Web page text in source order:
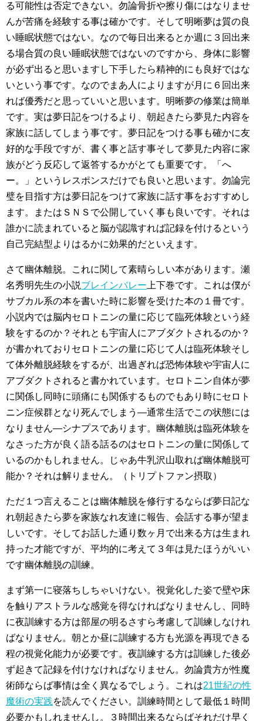
る可能性は否定できない。勿論骨折や擦り傷にはなりませ
んが苦痛を経験する事は確かです。そして明晰夢は質の良
い睡眠状態ではない。なので毎日出来るとか週に３回出来
る場合質の良い睡眠状態ではないのですから、身体に影響
が必ず出ると思いますし下手したら精神的にも良好ではな
いという事です。なのでまあ人によりますが月に６回出来
れば優秀だと思っていいと思います。明晰夢の修業は簡単
です。実は夢日記をつけるより、朝起きたら夢見た内容を
家族に話してしまう事です。夢日記をつける事も確かに友
好的な手段ですが、書く事と話す事そして夢見た内容に家
族がどう反応して返答するかがとても重要です。「へ
ー。」というレスポンスだけでも良いと思います。勿論完
璧を目指す方は夢日記をつけて家族に話す事をおすすめし
ます。またはＳＮＳで公開していく事も良いです。それは
誰かに読まれていると脳が認識すれば記録を付けるという
自己完結型よりはるかに効果的だといえます。
さて幽体離脱。これに関して素晴らしい本があります。瀬
名秀明先生の小説ブレインバレー 上下巻です。これは僕が
サブカル系の本を書いた時に影響を受けた本の１冊です。
小説内では脳内セロトニンの量に応じて臨死体験という経
験をするのか？それとも宇宙人にアブダクトされるのか？
が書かれておりセロトニンの量に応じて人は臨死体験そし
て体外離脱経験をするが、出過ぎれば恐怖体験や宇宙人に
アブダクトされると書かれています。セロトニン自体が夢
に関係し同時に頭痛にも関係するものでもあり時にセロト
ニン症候群となり死んでしまう―通常生活でこの状態には
なりません―シナプスであります。幽体離脱は臨死体験を
なさった方が良く語る話るのはセロトニンの量に関係して
いるのかもしれません。じゃあ牛乳沢山取れば幽体離脱可
能か？それは解りません。（トリプトファン摂取）
ただ１つ言えることは幽体離脱を修行するならば夢日記な
れ朝起きたら夢を家族なれ友達に報告、会話する事が望ま
しいです。そしてお話した通り数ヶ月で出来る方は生まれ
持った才能ですが、平均的に考えて３年は見たほうがいい
です幽体離脱の訓練。
まず第一に寝落ちしちゃいけない。視覚化した姿で壁や床
を触りアストラルな感覚を得なければなりませんし、同時
に夜訓練する方は部屋の明るさすら考慮して訓練しなけれ
ばなりません。朝とか昼に訓練する方も光源を再現できる
程の視覚化能力が必要です。夜訓練する方は訓練した後必
ず起きて記録を付けなければなりません。勿論貴方が性魔
術師ならば事情は全く異なるでしょう。これは21世紀の性
魔術の実践を読んでください。訓練時間として最低１時間
必要かもしれませんし。３時間出来るならばそれだけ早く